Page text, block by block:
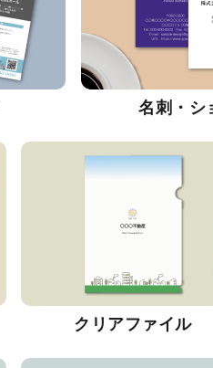
名刺・シ
クリアファイル